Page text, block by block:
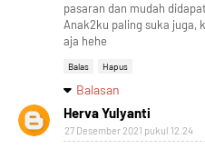
pasaran dan mudah
Anak2ku paling suka juga,
aja hehe
Balas Hapus
Balasan
Herva Yulyanti
27 Desember 2021 pukul 12.24